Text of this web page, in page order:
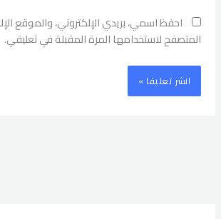
احفظ اسمي، بريدي الإلكتروني، والموقع
المتصفح لاستخدامها المرة المقبلة في تعليقي.